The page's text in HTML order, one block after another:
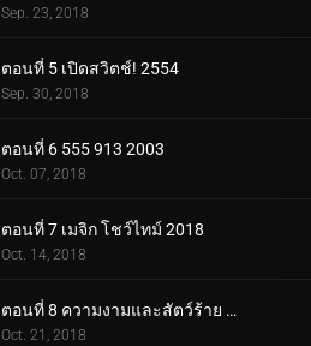
Sep. 23, 2018
ตอนที่ 5 เปิดสวิตช์! 2554
Sep. 30, 2018
ตอนที่ 6 555 913 2003
Oct. 07, 2018
ตอนที่ 7 เมจิก โชว์ไทม์ 2018
Oct. 14, 2018
ตอนที่ 8 ความงามและสัตว์ร้าย 2012
Oct. 21, 2018